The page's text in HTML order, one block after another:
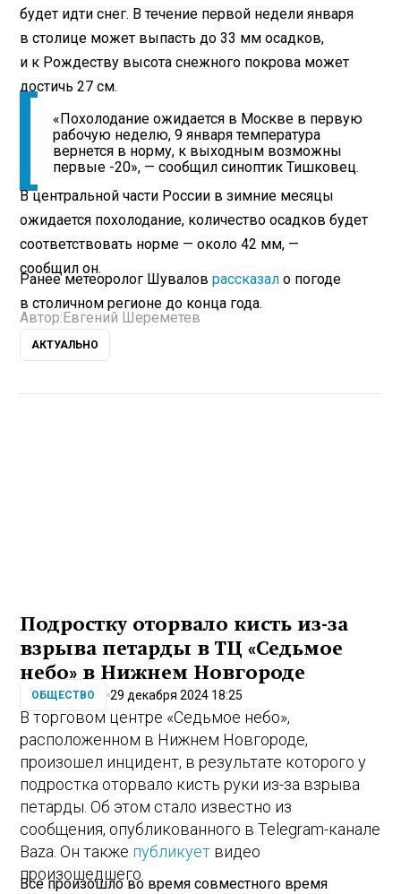
будет идти снег. В течение первой недели января
в столице может выпасть до 33 мм осадков,
и к Рождеству высота снежного покрова может
достичь 27 см.
«Похолодание ожидается в Москве в первую
рабочую неделю, 9 января температура
вернется в норму, к выходным возможны
первые -20», — сообщил синоптик Тишковец.
В центральной части России в зимние месяцы
ожидается похолодание, количество осадков будет
соответствовать норме — около 42 мм, —
сообщил он.
Ранее метеоролог Шуваловрассказало погоде
в столичном регионе до конца года.
Автор: Евгений Шереметев
АКТУАЛЬНО
Подростку оторвало кисть из-за
взрыва петарды в ТЦ «Седьмое
небо» в Нижнем Новгороде
ОБЩЕСТВО 29 декабря 2024 18:25
В торговом центре «Седьмое небо»,
расположенном в Нижнем Новгороде,
произошел инцидент, в результате которого у
подростка оторвало кисть руки из-за взрыва
петарды. Об этом стало известно из
сообщения, опубликованного в Telegram-канале
Baza. Он также публикует видео
произошедшего.
Все произошло во время совместного время